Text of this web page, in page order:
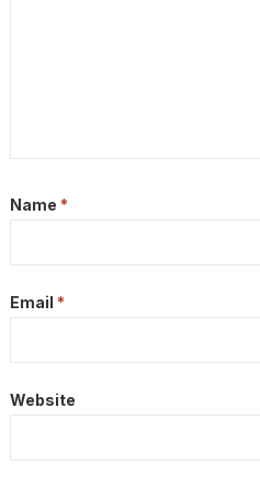
Name *
Email *
Website